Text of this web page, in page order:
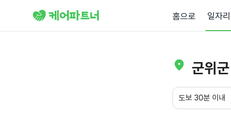
홈으로 일자리
군위
도보 30분 이내